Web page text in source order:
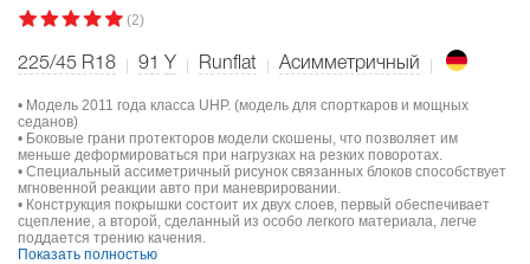
(2)
225/45 R18 91 Y Runflat Асимметричный
• Модель 2011 года класса UHP. (модель для спорткаров и мощных
седанов)
• Боковые грани протекторов модели скошены, что позволяет им
меньше деформироваться при нагрузках на резких поворотах.
• Специальный ассиметричный рисунок связанных блоков способствует
мгновенной реакции авто при маневрировании.
• Конструкция покрышки состоит их двух слоев, первый обеспечивает
сцепление, а второй, сделанный из особо легкого материала, легче
поддается трению качения.
Показать полностью